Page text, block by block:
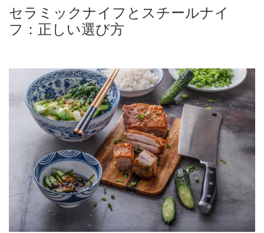
セラミックナイフとスチールナイ
フ：正しい選び方